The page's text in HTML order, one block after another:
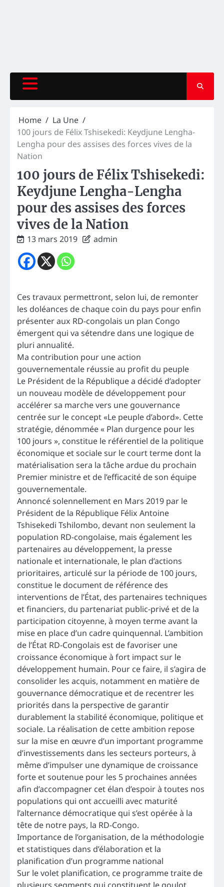
Home
La Une
100 jours de Félix Tshisekedi: Keydjune Lengha-
Lengha pour des assises des forces vives de la
Nation
100 jours de Félix Tshisekedi:
Keydjune Lengha-Lengha
pour des assises des forces
vives de la Nation
13 mars 2019 admin
Ces travaux permettront, selon lui, de remonter
les doléances de chaque coin du pays pour enfin
présenter aux RD-congolais un plan Congo
émergent qui va sétendre dans une logique de
pluri annualité.
Ma contribution pour une action
gouvernementale réussie au profit du peuple
Le Président de la République a décidé d’adopter
un nouveau modèle de développement pour
accélérer sa marche vers une gouvernance
centrée sur le concept «Le peuple d’abord». Cette
stratégie, dénommée « Plan durgence pour les
100 jours », constitue le référentiel de la politique
économique et sociale sur le court terme dont la
matérialisation sera la tâche ardue du prochain
Premier ministre et de l’efficacité de son équipe
gouvernementale.
Annoncé solennellement en Mars 2019 par le
Président de la République Félix Antoine
Tshisekedi Tshilombo, devant non seulement la
population RD-congolaise, mais également les
partenaires au développement, la presse
nationale et internationale, le plan d’actions
prioritaires, articulé sur la période de 100 jours,
constitue le document de référence des
interventions de l’État, des partenaires techniques
et financiers, du partenariat public-privé et de la
participation citoyenne, à moyen terme avant la
mise en place d’un cadre quinquennal. L’ambition
de l’État RD-Congolais est de favoriser une
croissance économique à fort impact sur le
développement humain. Pour ce faire, il s’agira de
consolider les acquis, notamment en matière de
gouvernance démocratique et de recentrer les
priorités dans la perspective de garantir
durablement la stabilité économique, politique et
sociale. La réalisation de cette ambition repose
sur la mise en œuvre d’un important programme
d’investissements dans les secteurs porteurs, à
même d’impulser une dynamique de croissance
forte et soutenue pour les 5 prochaines années
afin d’accompagner cet élan d’espoir à toutes nos
populations qui ont accueilli avec maturité
l’alternance démocratique qui s’est opérée à la
tête de notre pays, la RD-Congo.
Importance de l’organisation, de la méthodologie
et statistiques dans d’élaboration et la
planification d’un programme national
Sur le volet planification, ce programme traite de